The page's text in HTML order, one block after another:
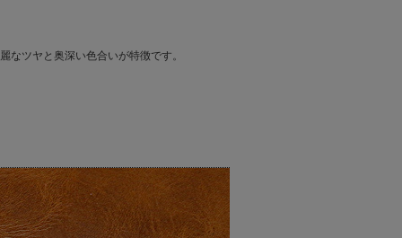
なツヤと奥深い色合いが特徴です。